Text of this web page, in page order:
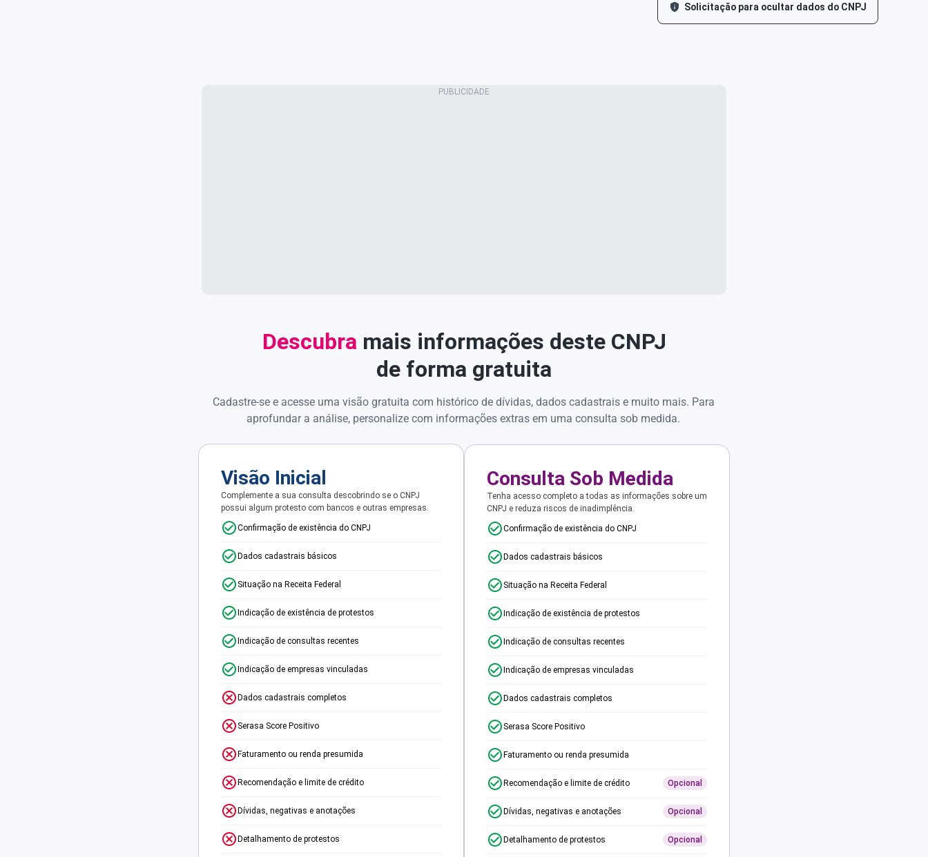
Solicitação para ocultar dados do CNPJ
Descubra mais informações deste CNPJ
de forma gratuita
Cadastre-se e acesse uma visão gratuita com histórico de dívidas, dados cadastrais e muito mais. Para
aprofundar a análise, personalize com informações extras em uma consulta sob medida.
Visão Inicial
Complemente a sua consulta descobrindo se o CNPJ
possui algum protesto com bancos e outras empresas.
Confirmação de existência do CNPJ
Dados cadastrais básicos
Situação na Receita Federal
Indicação de existência de protestos
Indicação de consultas recentes
Indicação de empresas vinculadas
Dados cadastrais completos
Serasa Score Positivo
Faturamento ou renda presumida
Recomendação e limite de crédito
Dívidas, negativas e anotações
Detalhamento de protestos
Consulta Sob Medida
Tenha acesso completo a todas as informações sobre um
CNPJ e reduza riscos de inadimplência.
Confirmação de existência do CNPJ
Dados cadastrais básicos
Situação na Receita Federal
Indicação de existência de protestos
Indicação de consultas recentes
Indicação de empresas vinculadas
Dados cadastrais completos
Serasa Score Positivo
Faturamento ou renda presumida
Recomendação e limite de crédito Opcional
Dívidas, negativas e anotações Opcional
Detalhamento de protestos Opcional